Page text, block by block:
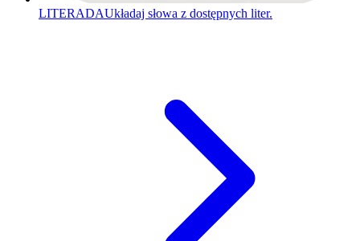
LITERADAUkładaj słowa z dostępnych liter.